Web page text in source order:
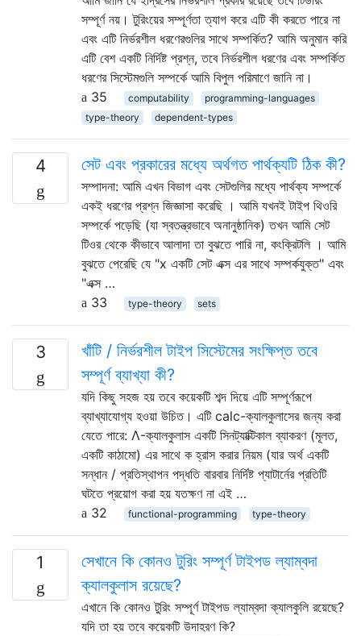
সম্পূর্ণ নয়। টুরিংয়ের সম্পূর্ণতা ত্যাগ করে এটি কী করতে পারে না
এবং এটি নির্ভরশীল ধরণেরগুলির সাথে সম্পর্কিত? আমি অনুমান করি
এটি বেশ একটি নির্দিষ্ট প্রশ্ন, তবে নির্ভরশীল ধরণের এবং সম্পর্কিত
ধরণের সিস্টেমগুলি সম্পর্কে আমি বিপুল পরিমাণে জানি না।
35
computability
programming-languages
type-theory
dependent-types
4 সেট এবং প্রকারের মধ্যে অর্থগত পার্থক্যটি ঠিক কী?
সম্পাদনা: আমি এখন বিভাগ এবং সেটগুলির মধ্যে পার্থক্য সম্পর্কে
একই ধরণের প্রশ্ন জিজ্ঞাসা করেছি । আমি যখনই টাইপ থিওরি
সম্পর্কে পড়েছি (যা স্বতন্ত্রভাবে অনানুষ্ঠানিক) তখন আমি সেট
টিওর থেকে কীভাবে আলাদা তা বুঝতে পারি না, কংক্রিটলি । আমি
বুঝতে পেরেছি যে "x একটি সেট এক্স এর সাথে সম্পর্কযুক্ত" এবং
"এক্স …
33
type-theory sets
3
খাঁটি / নির্ভরশীল টাইপ সিস্টেমের সংক্ষিপ্ত তবে
সম্পূর্ণ ব্যাখ্যা কী?
যদি কিছু সহজ হয় তবে কয়েকটি শব্দ দিয়ে এটি সম্পূর্ণরূপে
ব্যাখ্যাযোগ্য হওয়া উচিত। এটি calc-ক্যালকুলাসের জন্য করা
যেতে পারে: Λ-ক্যালকুলাস একটি সিনট্যাক্টিকাল ব্যাকরণ (মূলত,
একটি কাঠামো) এর সাথে ক হ্রাস করার নিয়ম (যার অর্থ একটি
সন্ধান / প্রতিস্থাপন পদ্ধতি বারবার নির্দিষ্ট প্যাটার্নের প্রতিটি
ঘটতে প্রয়োগ করা হয় যতক্ষণ না এই …
32
functional-programming type-theory
1
সেখানে কি কোনও টুরিং সম্পূর্ণ টাইপড ল্যাম্বদা
ক্যালকুলাস রয়েছে?
এখানে কি কোনও টুরিং সম্পূর্ণ টাইপড ল্যাম্বদা ক্যালকুলি রয়েছে?
যদি তা হয় তবে কয়েকটি উদাহরণ কি?